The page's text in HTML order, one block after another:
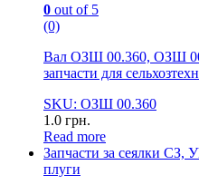
0 out of 5
(0)
Вал ОЗШ 00.360, ОЗШ
запчасти для
SKU: ОЗШ 00.360
1.0 грн.
Read more
Запчасти за сеялки СЗ,
плуги